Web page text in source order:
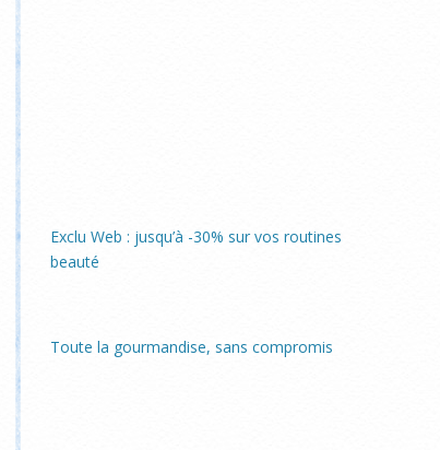
Exclu Web : jusqu’à -30% sur vos routines
beauté
Toute la gourmandise, sans compromis